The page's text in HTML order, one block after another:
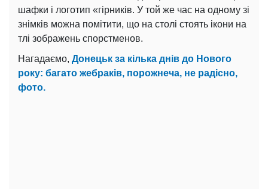
шафки і логотип «гірників. У той же час на одному зі
знімків можна помітити, що на столі стоять ікони на
тлі зображень спорстменов.
Нагадаємо, Донецьк за кілька днів до Нового
року: багато жебраків, порожнеча, не радісно, ​​
фото.